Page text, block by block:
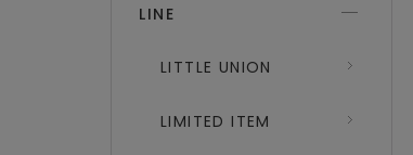
LINE
LITTLE UNION
LIMITED ITEM